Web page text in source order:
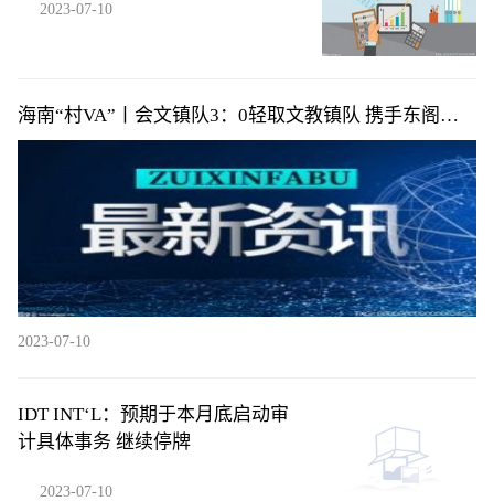
2023-07-10
海南“村VA”丨会文镇队3：0轻取文教镇队 携手东阁镇
队提前小组出线
2023-07-10
IDT INT‘L：预期于本月底启动审
计具体事务 继续停牌
2023-07-10